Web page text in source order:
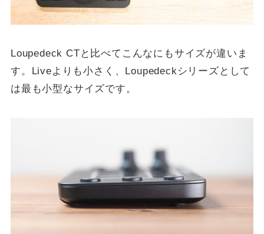
Loupedeck CTと比べてこんなにもサイズが違いま
す。Liveよりも小さく、Loupedeckシリーズとして
は最も小型なサイズです。